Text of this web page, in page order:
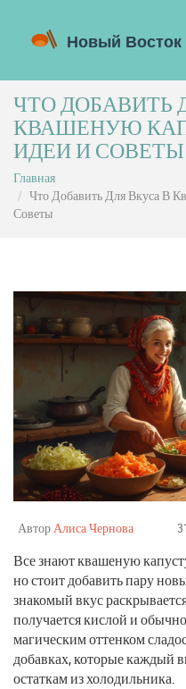
ЧТО ДОБАВИТЬ
КВАШЕНУЮ
ИДЕИ И СОВЕТЫ
Главная
Что Добавить Для Вкуса В
Советы
АвторАлиса Чернова
Все знают квашеную
но стоит добавить пару
знакомый вкус
получается кислой и
магическим оттенком
добавках, которые каждый
остаткам из холодильника.